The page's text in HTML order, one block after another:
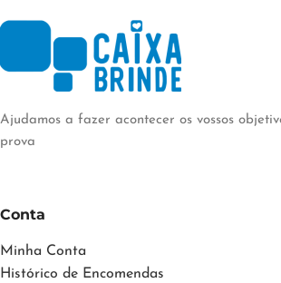
Ajudamos a fazer acontecer os vossos
prova
Conta
Minha Conta
Histórico de Encomendas